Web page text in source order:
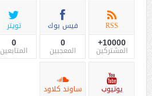
RSS
10000+
المشتركين
فيس بوك
0
المعجبين
تويتر
0
المتابعين
يوتيوب ساوند كلاود